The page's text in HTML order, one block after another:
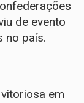
de evento
no país.
em